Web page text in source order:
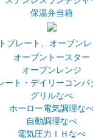
(フードジャー)・ラン
ど）
(175件)
スープジャー(フードジャ
ステンレスランチジャー
保温弁当箱
プレート、オーブンレ